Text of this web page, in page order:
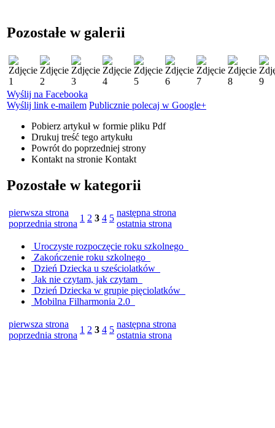
Pozostałe w galerii
Wyślij na Facebooka
Wyślij link e-mailem Publicznie polecaj w Google+
Pobierz artykuł w formie pliku Pdf
Drukuj treść tego artykułu
Powrót do poprzedniej strony
Kontakt na stronie Kontakt
Pozostałe w kategorii
pierwsza strona
poprzednia strona
1 2 3 4 5
następna strona
ostatnia strona
Uroczyste rozpoczęcie roku szkolnego
Zakończenie roku szkolnego
Dzień Dziecka u sześciolatków
Jak nie czytam, jak czytam
Dzień Dziecka w grupie pięciolatków
Mobilna Filharmonia 2.0
pierwsza strona
poprzednia strona
1 2 3 4 5
następna strona
ostatnia strona